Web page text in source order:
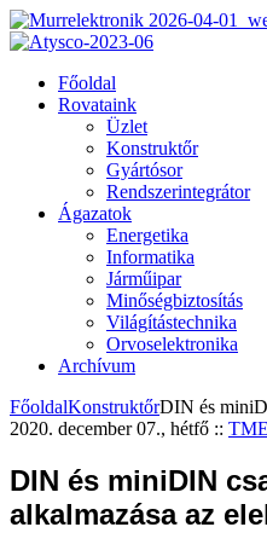
Főoldal
Rovataink
Üzlet
Konstruktőr
Gyártósor
Rendszerintegrátor
Ágazatok
Energetika
Informatika
Járműipar
Minőségbiztosítás
Világítástechnika
Orvoselektronika
Archívum
FőoldalKonstruktőrDIN és
2020. december 07., hétfő :: TME
DIN és miniDIN
alkalmazása az